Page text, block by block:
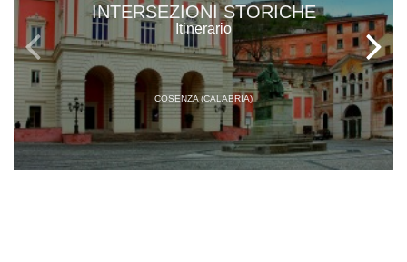
INTERSEZIONI STORICHE
Itinerario
COSENZA (CALABRIA)